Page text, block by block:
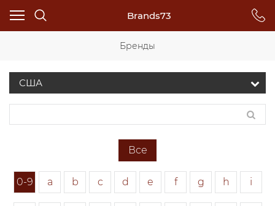
Brands73
Бренды
Все
0-9 a b c d e f g h i